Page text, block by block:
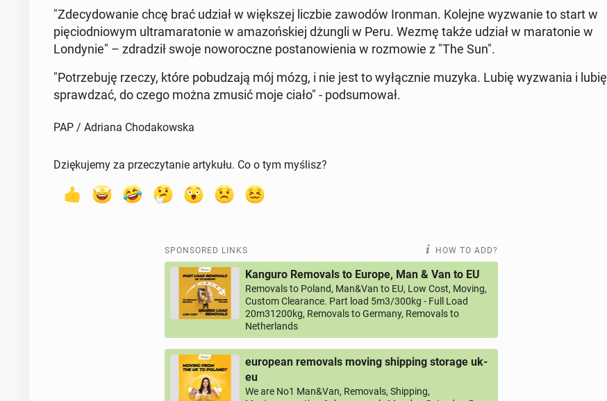
"Zde­cy­dowanie chcę brać udział w więk­szej liczbie zawodów Ironman. Kolejne wyzwanie to start w
pię­ciod­niowym ul­tra­ma­ra­tonie w ama­zońskiej dżungli w Peru. Wezmę także udział w mara­tonie w
Lon­dynie" – zdradz­ił swoje noworoczne postanowienia w roz­mowie z "The Sun".
"Potrze­bu­ję rzeczy, które pobudza­ją mój mózg, i nie jest to wyłącznie muzyka. Lubię wyzwa­nia i lubię
sprawdzać, do czego można zmusić moje ciało" - pod­sumował.
PAP / Adriana Chodakowska
Dziękujemy za przeczytanie artykułu. Co o tym myślisz?
SPONSORED LINKS HOW TO ADD?
Kanguro Removals to Europe, Man & Van to EU
Removals to Poland, Man&Van to EU, Low Cost, Moving,
Custom Clearance. Part load 5m3/300kg - Full Load
20m31200kg, Removals to Germany, Removals to
Netherlands
european removals moving shipping storage uk-
eu
We are No1 Man&Van, Removals, Shipping,